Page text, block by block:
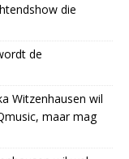
die
de
Witzenhausen wil
maar mag